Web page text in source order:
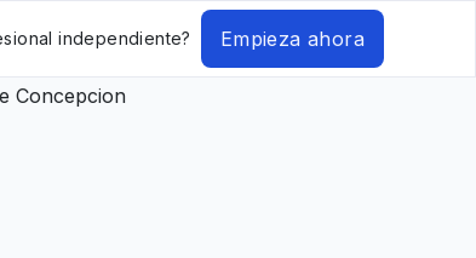
independiente? Empieza ahora